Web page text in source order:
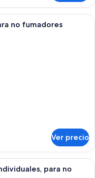
de hotel con una cama
no fumadores
Ver precio
de hotel con dos camas,
para no